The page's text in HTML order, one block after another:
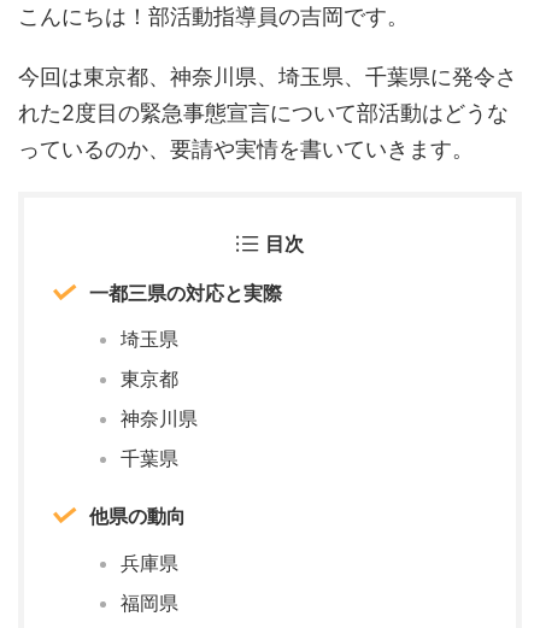
こんにちは！部活動指導員の吉岡です。
今回は東京都、神奈川県、埼玉県、千葉県に発令さ
れた2度目の緊急事態宣言について部活動はどうな
っているのか、要請や実情を書いていきます。
目次
一都三県の対応と実際
埼玉県
東京都
神奈川県
千葉県
他県の動向
兵庫県
福岡県